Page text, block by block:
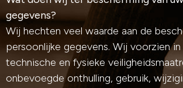
gegevens?
Wij hechten veel waarde aan de
persoonlijke gegevens. Wij voorzien
technische en fysieke
onbevoegde onthulling, gebruik,